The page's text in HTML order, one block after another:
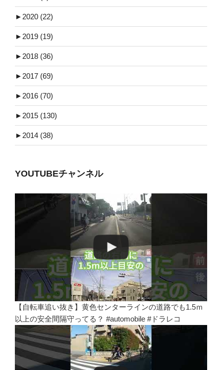
► 2020 (22)
► 2019 (19)
► 2018 (36)
► 2017 (69)
► 2016 (70)
► 2015 (130)
► 2014 (38)
YOUTUBEチャンネル
【自転車追い抜き】黄色センターラインの道路でも1.5ｍ
以上の安全間隔守ってる？ #automobile #ドラレコ